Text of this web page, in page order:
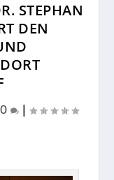
STEPHAN
DEN
0 |